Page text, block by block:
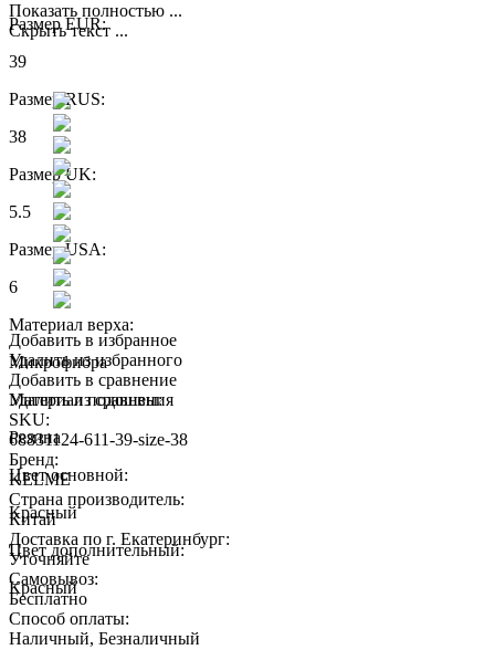
Размер EUR:
39
Размер RUS:
38
Размер UK:
5.5
Размер USA:
6
Материал верха:
Микрофибра
Материал подошвы:
Резина
Цвет основной:
Красный
Цвет дополнительный:
Красный
Показать полностью ...
Скрыть текст ...
Добавить в избранное
Удалить из избранного
Добавить в сравнение
Удалить из сравнения
SKU:
68831124-611-39-size-38
Бренд:
KELME
Страна производитель:
Китай
Доставка по г. Екатеринбург:
Уточняйте
Самовывоз:
Бесплатно
Способ оплаты:
Наличный, Безналичный